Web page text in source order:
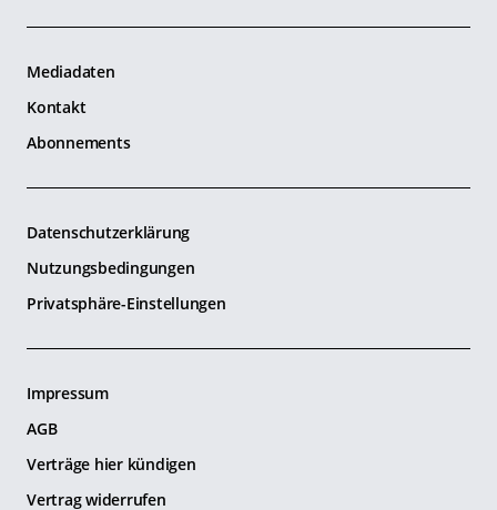
Mediadaten
Kontakt
Abonnements
Datenschutzerklärung
Nutzungsbedingungen
Privatsphäre-Einstellungen
Impressum
AGB
Verträge hier kündigen
Vertrag widerrufen